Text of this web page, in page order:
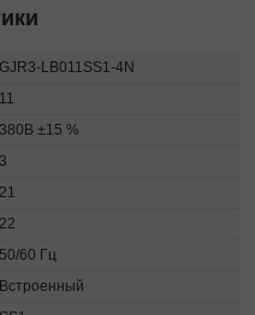
GJR3-LB011SS1-4N
11
380В ±15 %
3
21
22
50/60 Гц
Встроенный